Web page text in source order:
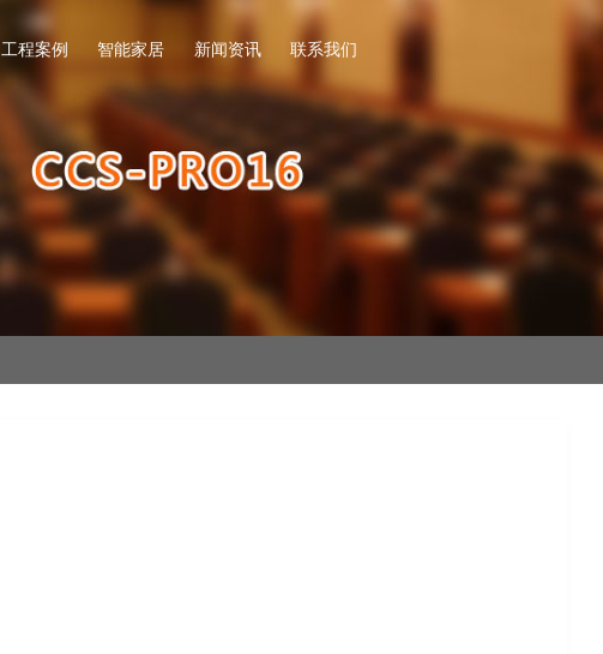
工程案例 智能家居 新闻资讯 联系我们